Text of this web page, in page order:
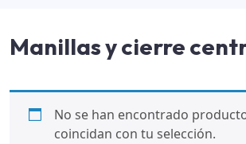
Manillas y cierre
No se han encontrado
coincidan con tu selección.